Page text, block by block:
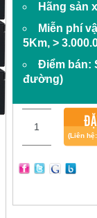
Hãng sản
Miễn phí
5Km, >
Điểm bán:
đường)
(Liên